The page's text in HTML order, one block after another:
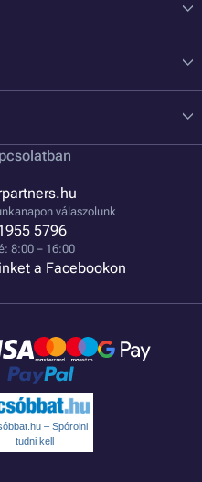
válaszolunk
5796
8:00 – 16:00
a Facebookon
– Spórolni
tudni kell